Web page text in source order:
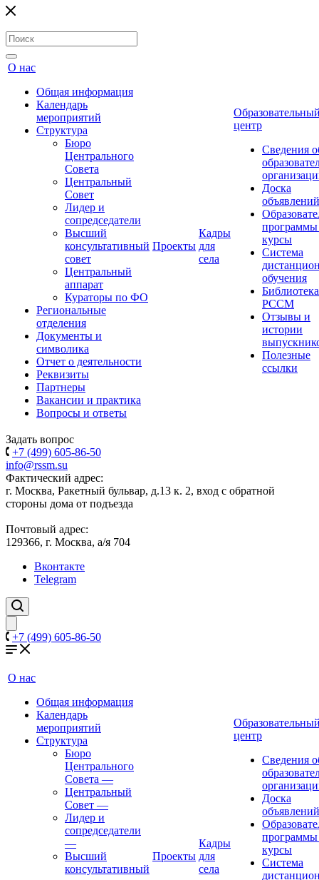
О нас
Общая информация
Календарь
мероприятий
Структура
Бюро
Центрального
Совета
Центральный
Совет
Лидер и
сопредседатели
Высший
консультативный
совет
Центральный
аппарат
Кураторы по ФО
Региональные
отделения
Документы и
символика
Отчет о деятельности
Реквизиты
Партнеры
Вакансии и практика
Вопросы и ответы
Проекты
Кадры
для
села
центр
Сведения
Доска
объявлений
курсы
Система
обучения
Библиотека
РССМ
Отзывы и
истории
Полезные
ссылки
Задать вопрос
+7 (499) 605-86-50
info@rssm.su
Фактический адрес:
г. Москва, Ракетный бульвар, д.13 к. 2, вход с обратной
стороны дома от подъезда
Почтовый адрес:
129366, г. Москва, а/я 704
Вконтакте
Telegram
+7 (499) 605-86-50
О нас
Общая информация
Календарь
мероприятий
Структура
Бюро
Центрального
Совета —
Центральный
Совет —
Лидер и
сопредседатели
—
Высший
консультативный
Проекты
Кадры
для
села
центр
Сведения
Доска
объявлений
курсы
Система